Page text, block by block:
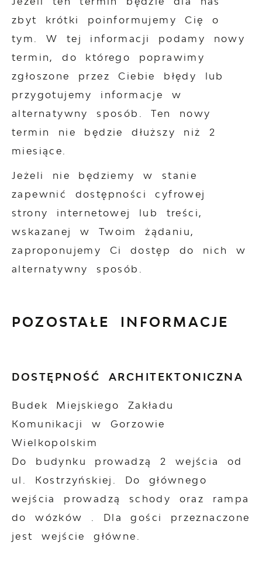
zbyt krótki poinformujemy Cię o
tym. W tej informacji podamy nowy
termin, do którego poprawimy
zgłoszone przez Ciebie błędy lub
przygotujemy informacje w
alternatywny sposób. Ten nowy
termin nie będzie dłuższy niż 2
miesiące.
Jeżeli nie będziemy w stanie
zapewnić dostępności cyfrowej
strony internetowej lub treści,
wskazanej w Twoim żądaniu,
zaproponujemy Ci dostęp do nich w
alternatywny sposób.
POZOSTAŁE INFORMACJE
DOSTĘPNOŚĆ ARCHITEKTONICZNA
Budek Miejskiego Zakładu
Komunikacji w Gorzowie
Wielkopolskim
Do budynku prowadzą 2 wejścia od
ul. Kostrzyńskiej. Do głównego
wejścia prowadzą schody oraz rampa
do wózków . Dla gości przeznaczone
jest wejście główne.